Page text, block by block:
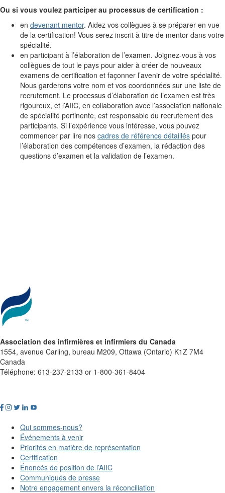
Ou si vous voulez participer au processus de certification :
en devenant mentor. Aidez vos collègues à se préparer en vue
de la certification! Vous serez inscrit à titre de mentor dans votre
spécialité.
en participant à l’élaboration de l’examen. Joignez-vous à vos
collègues de tout le pays pour aider à créer de nouveaux
examens de certification et façonner l’avenir de votre spécialité.
Nous garderons votre nom et vos coordonnées sur une liste de
recrutement. Le processus d’élaboration de l’examen est très
rigoureux, et l’AIIC, en collaboration avec l’association nationale
de spécialité pertinente, est responsable du recrutement des
participants. Si l’expérience vous intéresse, vous pouvez
commencer par lire nos cadres de référence détaillés pour
l’élaboration des compétences d’examen, la rédaction des
questions d’examen et la validation de l’examen.
Association des infirmières et infirmiers du Canada
1554, avenue Carling, bureau M209, Ottawa (Ontario) K1Z 7M4
Canada
Téléphone: 613-237-2133 or 1-800-361-8404
Qui sommes-nous?
Événements à venir
Priorités en matière de représentation
Certification
Énoncés de position de l’AIIC
Communiqués de presse
Notre engagement envers la réconciliation